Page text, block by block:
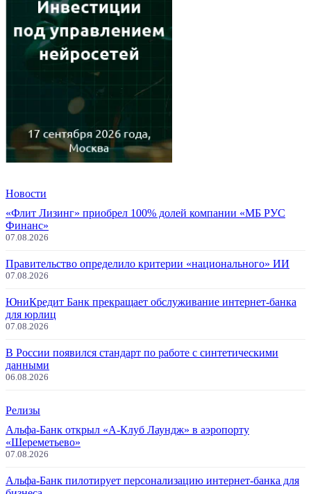
Новости
«Флит Лизинг» приобрел 100% долей компании «МБ РУС
Финанс»
07.08.2026
Правительство определило критерии «национального» ИИ
07.08.2026
ЮниКредит Банк прекращает обслуживание интернет-банка
для юрлиц
07.08.2026
В России появился стандарт по работе с синтетическими
данными
06.08.2026
Релизы
Альфа-Банк открыл «А-Клуб Лаундж» в аэропорту
«Шереметьево»
07.08.2026
Альфа-Банк пилотирует персонализацию интернет-банка для